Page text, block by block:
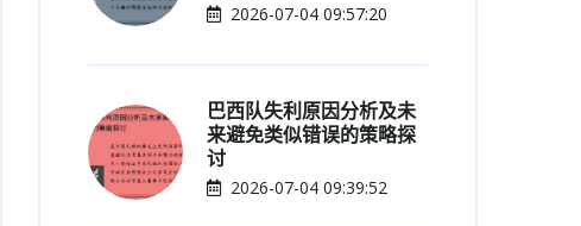
2026-07-04 09:57:20
巴西队失利原因分析及未
来避免类似错误的策略探
讨
2026-07-04 09:39:52